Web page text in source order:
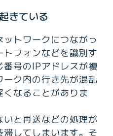
きている
トワークにつながっ
フォンなどを識別す
番号のIPアドレスが複
ク内の行き先が混乱
なることがありま
と再送などの処理が
してしまいます。そ